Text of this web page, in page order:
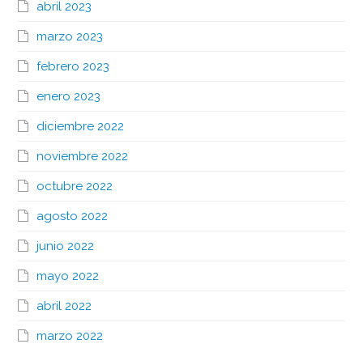
abril 2023
marzo 2023
febrero 2023
enero 2023
diciembre 2022
noviembre 2022
octubre 2022
agosto 2022
junio 2022
mayo 2022
abril 2022
marzo 2022